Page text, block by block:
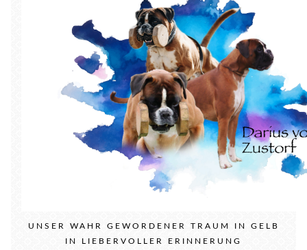
UNSER WAHR GEWORDENER TRAUM IN GELB
IN LIEBERVOLLER ERINNERUNG